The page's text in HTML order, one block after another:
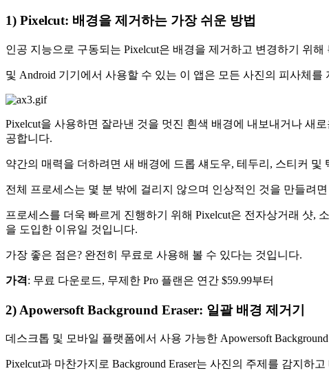
1) Pixelcut: 배경을 제거하는 가장 쉬운 방법
인공 지능으로 구동되는 Pixelcut은 배경을 제거하고 변경하기 위
및 Android 기기에서 사용할 수 있는 이 앱은 모든 사진의 피사체
Pixelcut을 사용하면 잘라낸 것을 멋진 흰색 배경에 내보내거나 새
공합니다.
약간의 매력을 더하려면 새 배경에 드롭 섀도우, 테두리, 스티커 및
전체 프로세스는 몇 분 밖에 걸리지 않으며 인상적인 것을 만들려
프로세스를 더욱 빠르게 진행하기 위해 Pixelcut은 전자상거래 샷,
을 도입한 이유일 것입니다.
가장 좋은 점은? 완전히 무료로 사용해 볼 수 있다는 것입니다.
가격: 무료 다운로드, 무제한 Pro 플랜은 연간 $59.99부터
2) Apowersoft Background Eraser: 일괄 배경 제거기
데스크톱 및 모바일 플랫폼에서 사용 가능한 Apowersoft
Pixelcut과 마찬가지로 Background Eraser는 사진의 주제를 감지